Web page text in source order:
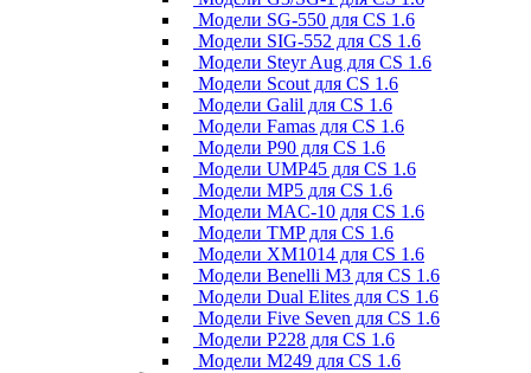
Модели SG-550 для CS 1.6
Модели SIG-552 для CS 1.6
Модели Steyr Aug для CS 1.6
Модели Scout для CS 1.6
Модели Galil для CS 1.6
Модели Famas для CS 1.6
Модели P90 для CS 1.6
Модели UMP45 для CS 1.6
Модели MP5 для CS 1.6
Модели MAC-10 для CS 1.6
Модели TMP для CS 1.6
Модели XM1014 для CS 1.6
Модели Benelli M3 для CS 1.6
Модели Dual Elites для CS 1.6
Модели Five Seven для CS 1.6
Модели P228 для CS 1.6
Модели M249 для CS 1.6